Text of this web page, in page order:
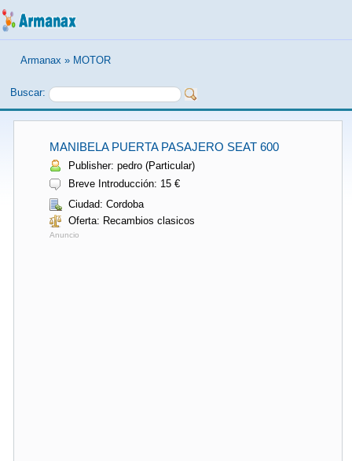
Armanax » MOTOR
Buscar:
MANIBELA PUERTA PASAJERO SEAT 600
Publisher: pedro (Particular)
Breve Introducción: 15 €
Ciudad: Cordoba
Oferta: Recambios clasicos
Anuncio